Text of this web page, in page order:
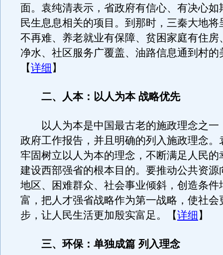
面。袁纯清表示，省政府有信心、有决心如
民生息息相关的项目。到那时，三秦大地将
不再难、养老就业有保障、贫困家庭有住房
净水、社区服务广覆盖、油路信息通到村的
【详细 】
二、人本：以人为本 战略优先
以人为本是中国最古老的施政理念之一
政府工作报告，并且明确的列入施政理念。
牢固树立以人为本的理念，不断满足人民的
建设西部强省的根本目的。要推动公共资源
地区、困难群众、社会事业倾斜，创造条件
富，把人才强省战略作为第一战略，使社会
步，让人民生活更加殷实富足。【详细 】
三、环保：单独成篇 列入理念